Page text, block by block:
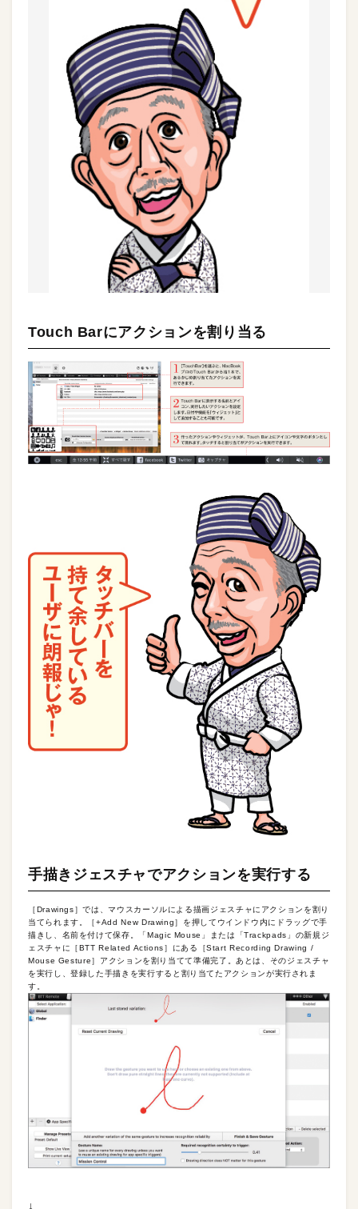
Touch Barにアクションを割り当る
手描きジェスチャでアクションを実行する
［Drawings］では、マウスカーソルによる描画ジェスチャにアクションを割り
当てられます。［+Add New Drawing］を押してウインドウ内にドラッグで手
描きし、名前を付けて保存。「Magic Mouse」または「Trackpads」の新規ジ
ェスチャに［BTT Related Actions］にある［Start Recording Drawing /
Mouse Gesture］アクションを割り当てて準備完了。あとは、そのジェスチャ
を実行し、登録した手描きを実行すると割り当てたアクションが実行されま
す。
↓